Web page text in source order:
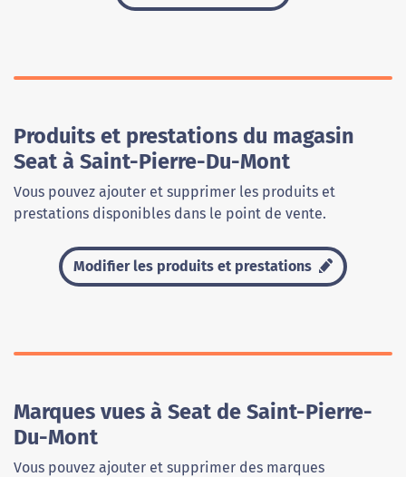
Produits et prestations du magasin
Seat à Saint-Pierre-Du-Mont
Vous pouvez ajouter et supprimer les produits et
prestations disponibles dans le point de vente.
Modifier les produits et prestations
Marques vues à Seat de Saint-Pierre-
Du-Mont
Vous pouvez ajouter et supprimer des marques